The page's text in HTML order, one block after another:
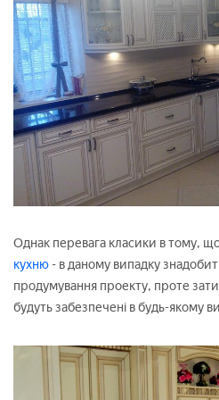
Однак перевага класики в тому, що
кухню - в даному випадку
продумування проекту, проте
будуть забезпечені в будь-якому